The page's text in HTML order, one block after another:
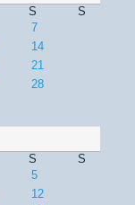
S
S
7
14
21
28
S
S
5
12